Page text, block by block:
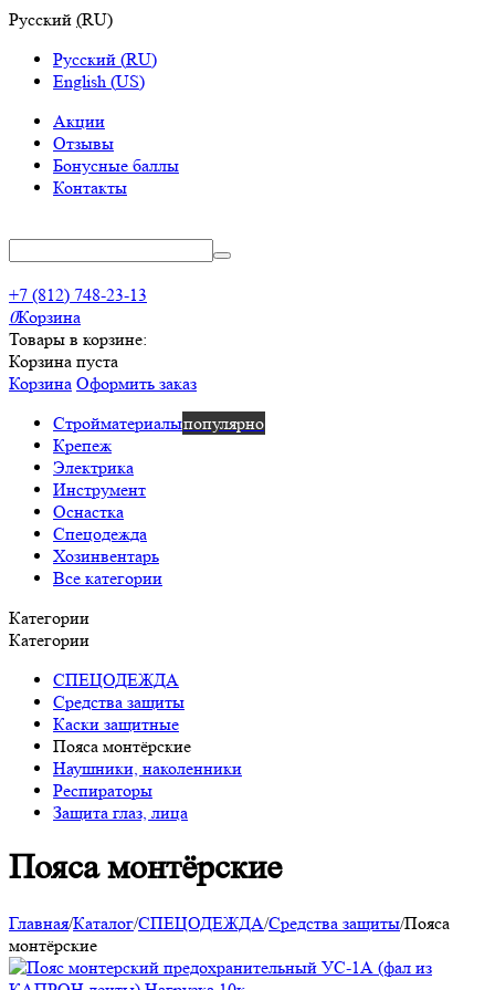
Русский (RU)
Русский (RU)
English (US)
Акции
Отзывы
Бонусные баллы
Контакты
+7 (812) 748-23-13
0Корзина
Товары в корзине:
Корзина пуста
Корзина Оформить заказ
Стройматериалыпопулярно
Крепеж
Электрика
Инструмент
Оснастка
Спецодежда
Хозинвентарь
Все категории
Категории
Категории
СПЕЦОДЕЖДА
Средства защиты
Каски защитные
Пояса монтёрские
Наушники, наколенники
Респираторы
Защита глаз, лица
Пояса монтёрские
Главная/Каталог/СПЕЦОДЕЖДА/Средства защиты/Пояса
монтёрские